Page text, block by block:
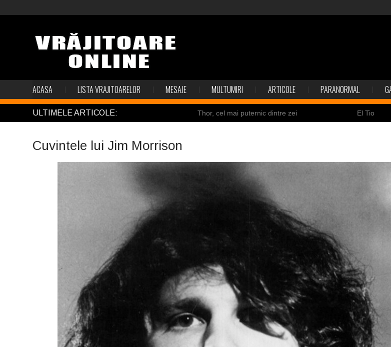
ACASA LISTA VRAJITOARELOR MESAJE MULTUMIRI ARTICOLE PARANORMAL
ULTIMELE ARTICOLE: Thor, cel mai puternic dintre zei El Tio
Fenomen
Structurile enigmatice de la Gobelki Tepe din Turcia
Cuvintele lui Jim Morrison